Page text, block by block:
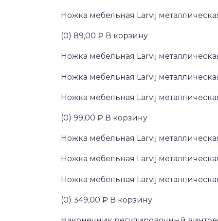
Ножка мебельная Larvij
(0) 89,00 ₽ В корзину
Ножка мебельная Larvij
Ножка мебельная Larvij
Ножка мебельная Larvij
(0) 99,00 ₽ В корзину
Ножка мебельная Larvij
Ножка мебельная Larvij
Ножка мебельная Larvij
(0) 349,00 ₽ В корзину